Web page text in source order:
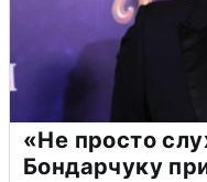
«Не просто
Бондарчуку